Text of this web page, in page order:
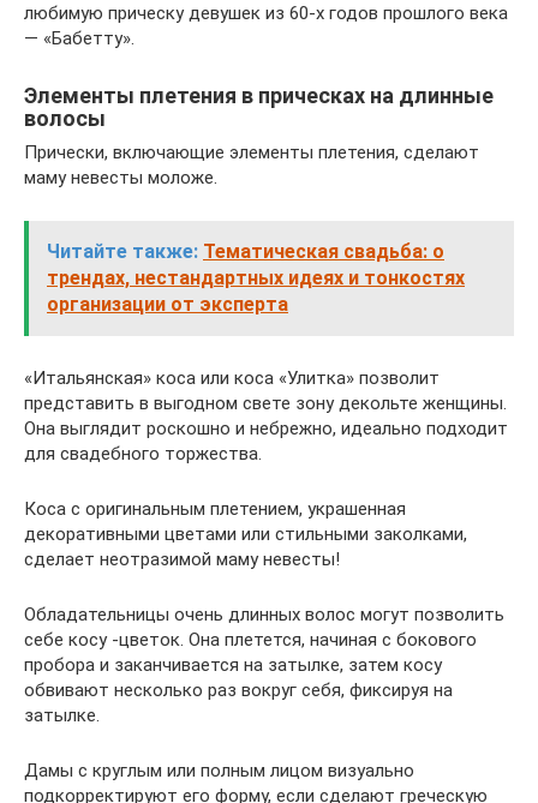
любимую прическу девушек из 60-х годов прошлого века
— «Бабетту».
Элементы плетения в прическах на длинные
волосы
Прически, включающие элементы плетения, сделают
маму невесты моложе.
Читайте также: Тематическая свадьба: о
трендах, нестандартных идеях и тонкостях
организации от эксперта
«Итальянская» коса или коса «Улитка» позволит
представить в выгодном свете зону декольте женщины.
Она выглядит роскошно и небрежно, идеально подходит
для свадебного торжества.
Коса с оригинальным плетением, украшенная
декоративными цветами или стильными заколками,
сделает неотразимой маму невесты!
Обладательницы очень длинных волос могут позволить
себе косу -цветок. Она плетется, начиная с бокового
пробора и заканчивается на затылке, затем косу
обвивают несколько раз вокруг себя, фиксируя на
затылке.
Дамы с круглым или полным лицом визуально
подкорректируют его форму, если сделают греческую